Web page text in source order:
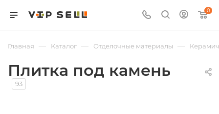
0
Главная — Каталог — Отделочные материалы —
Плитка под камень
93